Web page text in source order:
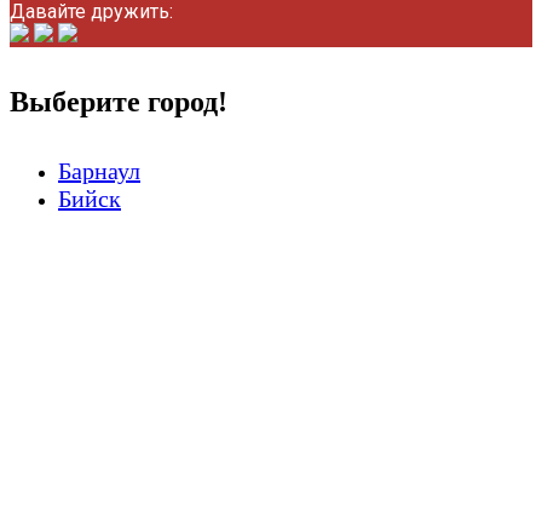
Давайте дружить:
Выберите город!
Барнаул
Бийск